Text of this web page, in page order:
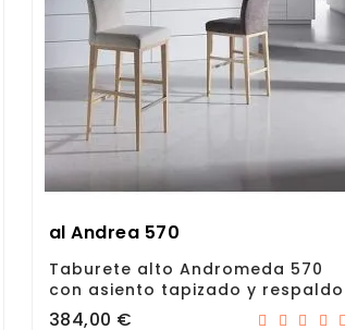
al Andrea 570
Taburete alto Andromeda 570
con asiento tapizado y respaldo
Precio
384,00 €